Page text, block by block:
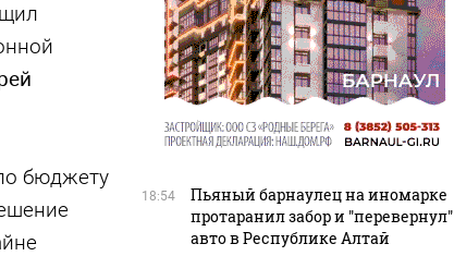
бюджету
18:54
Пьяный барнаулец на иномарке
протаранил забор и "перевернул"
авто в Республике Алтай